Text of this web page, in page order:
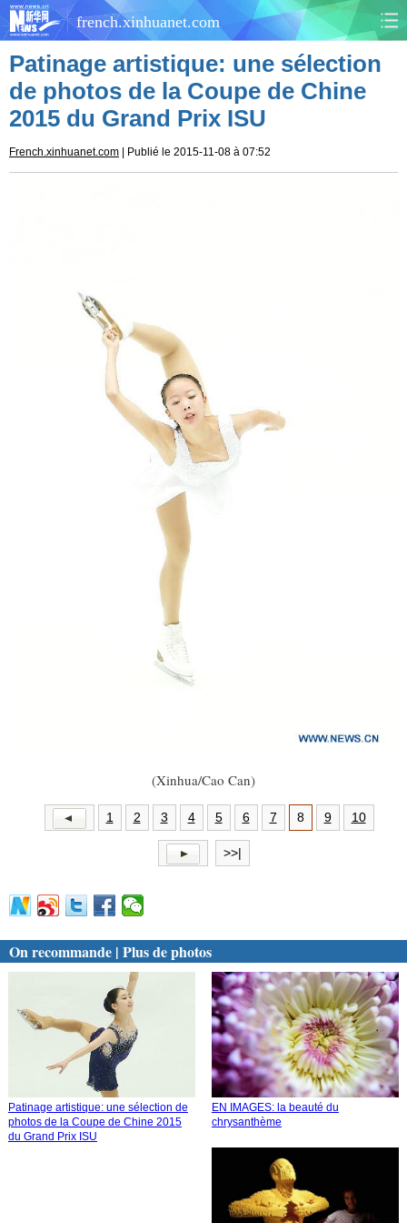
french.xinhuanet.com
CHINE MONDE
AFRIQUE
CULTURE
TOURISME
DOSSIERS
VIDÉOS
Patinage artistique: une sélection
de photos de la Coupe de Chine
2015 du Grand Prix ISU
French.xinhuanet.com | Publié le 2015-11-08 à 07:52
(Xinhua/Cao Can)
1 2 3 4 5 6 7 8 9 10
>>|
On recommande | Plus de photos
Patinage artistique: une sélection de
photos de la Coupe de Chine 2015
du Grand Prix ISU
EN IMAGES: la beauté du
chrysanthème